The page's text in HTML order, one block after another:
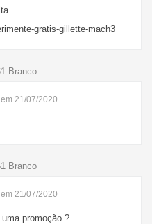
gratis-gillette-mach3
Branco
21/07/2020
Branco
21/07/2020
promoção ?